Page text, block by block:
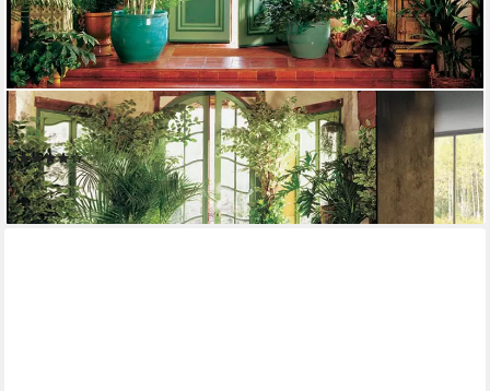
PAPERMOON
Fototapete Larit Jardin, glatt
(7)
ab 26,49 €
lieferbar - in 2-3 Werktagen bei dir